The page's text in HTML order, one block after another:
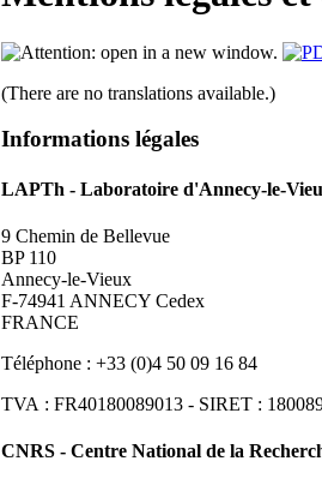
(There are no translations available.)
Informations légales
LAPTh - Laboratoire d'Annecy-le-
9 Chemin de Bellevue
BP 110
Annecy-le-Vieux
F-74941 ANNECY Cedex
FRANCE
Téléphone : +33 (0)4 50 09 16 84
TVA : FR40180089013 - SIRET :
CNRS - Centre National de la